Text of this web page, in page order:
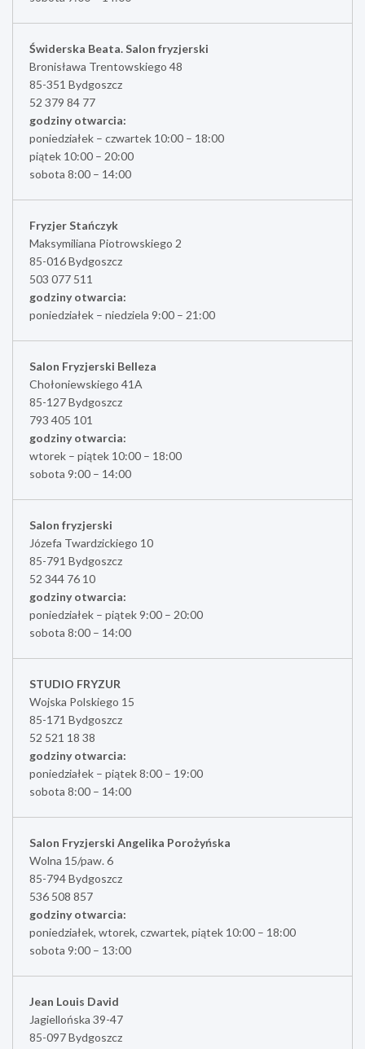
Świderska Beata. Salon fryzjerski
Bronisława Trentowskiego 48
85-351 Bydgoszcz
52 379 84 77
godziny otwarcia:
poniedziałek – czwartek 10:00 – 18:00
piątek 10:00 – 20:00
sobota 8:00 – 14:00
Fryzjer Stańczyk
Maksymiliana Piotrowskiego 2
85-016 Bydgoszcz
503 077 511
godziny otwarcia:
poniedziałek – niedziela 9:00 – 21:00
Salon Fryzjerski Belleza
Chołoniewskiego 41A
85-127 Bydgoszcz
793 405 101
godziny otwarcia:
wtorek – piątek 10:00 – 18:00
sobota 9:00 – 14:00
Salon fryzjerski
Józefa Twardzickiego 10
85-791 Bydgoszcz
52 344 76 10
godziny otwarcia:
poniedziałek – piątek 9:00 – 20:00
sobota 8:00 – 14:00
STUDIO FRYZUR
Wojska Polskiego 15
85-171 Bydgoszcz
52 521 18 38
godziny otwarcia:
poniedziałek – piątek 8:00 – 19:00
sobota 8:00 – 14:00
Salon Fryzjerski Angelika Porożyńska
Wolna 15/paw. 6
85-794 Bydgoszcz
536 508 857
godziny otwarcia:
poniedziałek, wtorek, czwartek, piątek 10:00 – 18:00
sobota 9:00 – 13:00
Jean Louis David
Jagiellońska 39-47
85-097 Bydgoszcz